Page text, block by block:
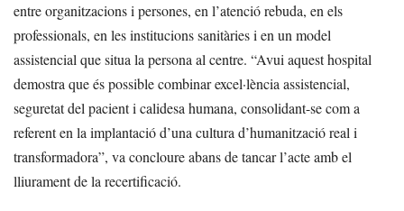
entre organitzacions i persones, en l’atenció rebuda, en els
professionals, en les institucions sanitàries i en un model
assistencial que situa la persona al centre. “Avui aquest hospital
demostra que és possible combinar excel·lència assistencial,
seguretat del pacient i calidesa humana, consolidant-se com a
referent en la implantació d’una cultura d’humanització real i
transformadora”, va concloure abans de tancar l’acte amb el
lliurament de la recertificació.